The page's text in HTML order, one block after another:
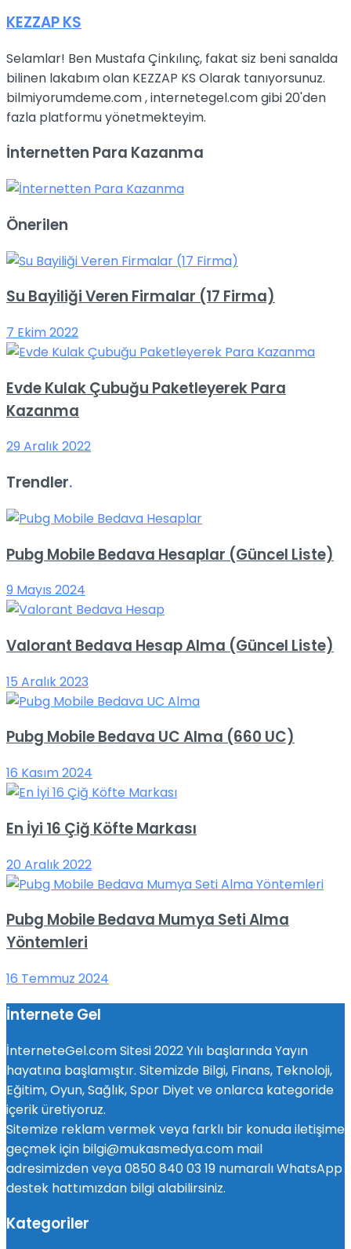
KEZZAP KS
Selamlar! Ben Mustafa Çinkılınç, fakat siz beni sanalda
bilinen lakabım olan KEZZAP KS Olarak tanıyorsunuz.
bilmiyorumdeme.com , internetegel.com gibi 20'den
fazla platformu yönetmekteyim.
İnternetten Para Kazanma
Önerilen
Su Bayiliği Veren Firmalar (17 Firma)
7 Ekim 2022
Evde Kulak Çubuğu Paketleyerek Para
Kazanma
29 Aralık 2022
Trendler.
Pubg Mobile Bedava Hesaplar (Güncel Liste)
9 Mayıs 2024
Valorant Bedava Hesap Alma (Güncel Liste)
15 Aralık 2023
Pubg Mobile Bedava UC Alma (660 UC)
16 Kasım 2024
En İyi 16 Çiğ Köfte Markası
20 Aralık 2022
Pubg Mobile Bedava Mumya Seti Alma
Yöntemleri
16 Temmuz 2024
İnternete Gel
İnterneteGel.com Sitesi 2022 Yılı başlarında Yayın
hayatına başlamıştır. Sitemizde Bilgi, Finans, Teknoloji,
Eğitim, Oyun, Sağlık, Spor Diyet ve onlarca kategoride
içerik üretiyoruz.
Sitemize reklam vermek veya farklı bir konuda iletişime
geçmek için bilgi@mukasmedya.com mail
adresimizden veya 0850 840 03 19 numaralı WhatsApp
destek hattımızdan bilgi alabilirsiniz.
Kategoriler